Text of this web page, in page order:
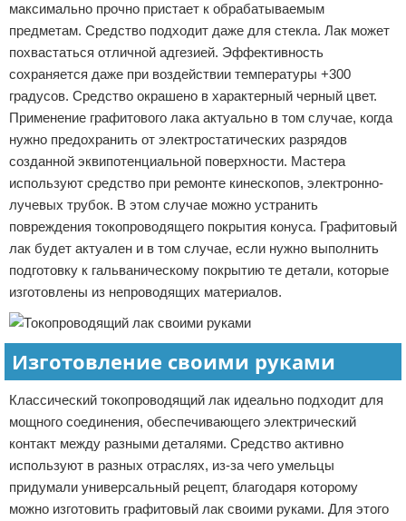
максимально прочно пристает к обрабатываемым
предметам. Средство подходит даже для стекла. Лак может
похвастаться отличной адгезией. Эффективность
сохраняется даже при воздействии температуры +300
градусов. Средство окрашено в характерный черный цвет.
Применение графитового лака актуально в том случае, когда
нужно предохранить от электростатических разрядов
созданной эквипотенциальной поверхности. Мастера
используют средство при ремонте кинескопов, электронно-
лучевых трубок. В этом случае можно устранить
повреждения токопроводящего покрытия конуса. Графитовый
лак будет актуален и в том случае, если нужно выполнить
подготовку к гальваническому покрытию те детали, которые
изготовлены из непроводящих материалов.
Изготовление своими руками
Классический токопроводящий лак идеально подходит для
мощного соединения, обеспечивающего электрический
контакт между разными деталями. Средство активно
используют в разных отраслях, из-за чего умельцы
придумали универсальный рецепт, благодаря которому
можно изготовить графитовый лак своими руками. Для этого